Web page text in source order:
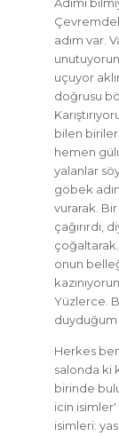
adım var.
uçuyor
doğrusu
bilen
hemen
yalanlar
göbek
vurarak.
çağırırdı,
çoğaltarak.
onun
Yüzlerce.
duyduğum
Herkes
salonda ki
birinde
icin
isimleri: